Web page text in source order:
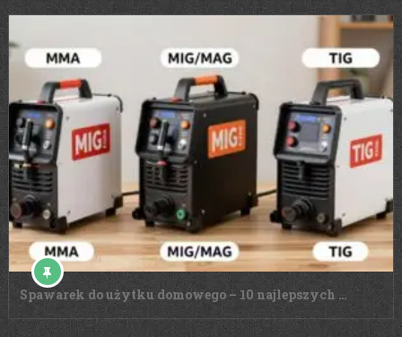
Spawarek do użytku domowego – 10 najlepszych …